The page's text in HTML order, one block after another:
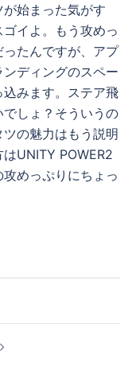
始まった気がす
イよ。もう攻めっ
たんですが、アプ
ディングのスペー
みます。ステア飛
しょ？そういうの
の魅力はもう説明
UNITY POWER2
めっぷりにちょっ